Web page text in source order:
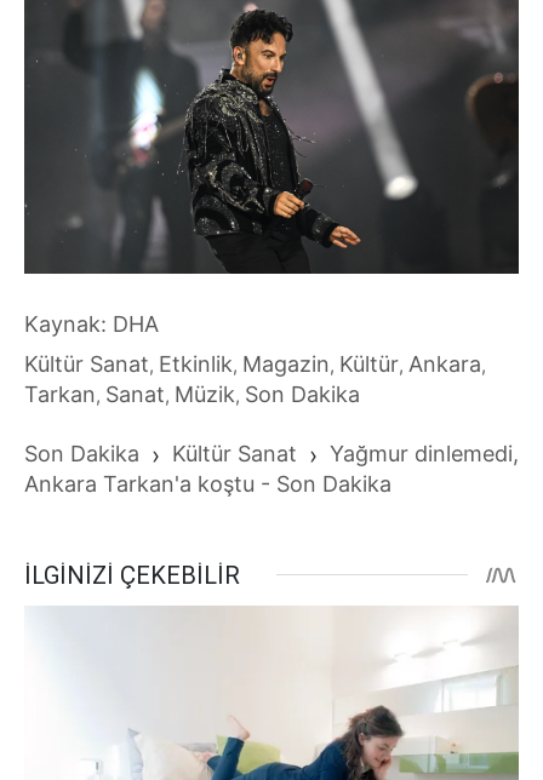
Kaynak: DHA
Kültür Sanat, Etkinlik, Magazin, Kültür, Ankara,
Tarkan, Sanat, Müzik, Son Dakika
Son Dakika › Kültür Sanat › Yağmur dinlemedi,
Ankara Tarkan'a koştu - Son Dakika